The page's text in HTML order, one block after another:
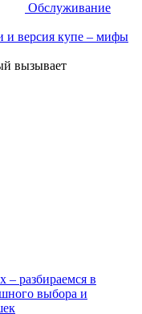
Обслуживание
и версия купе – мифы
вызывает
– разбираемся в
выбора и